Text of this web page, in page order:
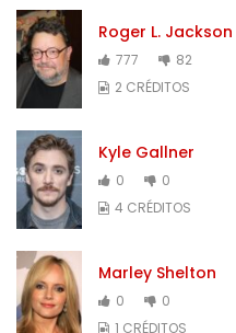
Roger L. Jackson
777
82
2 CRÉDITOS
Kyle Gallner
0
0
4 CRÉDITOS
Marley Shelton
0
0
1 CRÉDITOS